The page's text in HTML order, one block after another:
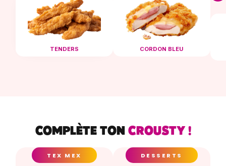
TENDERS CORDON BLEU
COMPLÈTE TON CROUSTY !
TEX MEX DESSERTS